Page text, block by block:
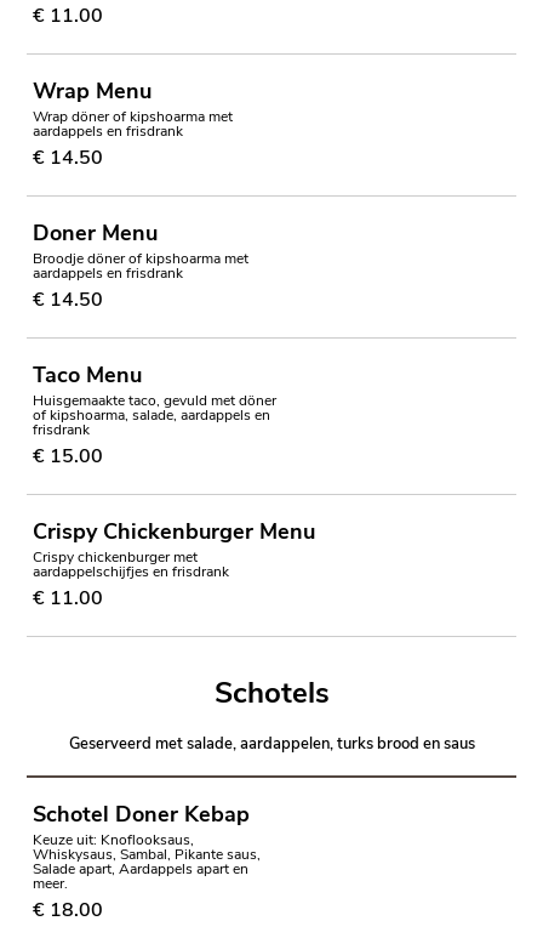
€ 11.00
Wrap Menu
Wrap döner of kipshoarma met
aardappels en frisdrank
€ 14.50
Doner Menu
Broodje döner of kipshoarma met
aardappels en frisdrank
€ 14.50
Taco Menu
Huisgemaakte taco, gevuld met döner
of kipshoarma, salade, aardappels en
frisdrank
€ 15.00
Crispy Chickenburger Menu
Crispy chickenburger met
aardappelschijfjes en frisdrank
€ 11.00
Schotels
Geserveerd met salade, aardappelen, turks brood en saus
Schotel Doner Kebap
Keuze uit: Knoflooksaus,
Whiskysaus, Sambal, Pikante saus,
Salade apart, Aardappels apart en
meer.
€ 18.00